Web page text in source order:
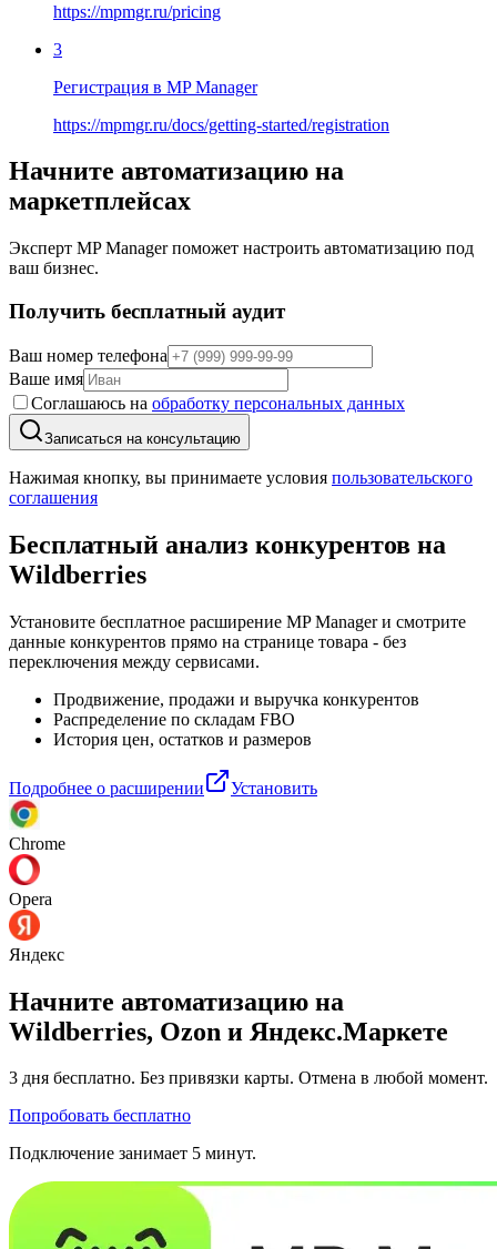
https://mpmgr.ru/pricing
3
Регистрация в MP Manager
https://mpmgr.ru/docs/getting-started/registration
Начните автоматизацию на
маркетплейсах
Эксперт MP Manager поможет настроить автоматизацию под
ваш бизнес.
Получить бесплатный аудит
Ваш номер телефона
Ваше имя
Соглашаюсь на обработку персональных данных
Записаться на консультацию
Нажимая кнопку, вы принимаете условия пользовательского
соглашения
Бесплатный анализ конкурентов на
Wildberries
Установите бесплатное расширение MP Manager и смотрите
данные конкурентов прямо на странице товара - без
переключения между сервисами.
Продвижение, продажи и выручка конкурентов
Распределение по складам FBO
История цен, остатков и размеров
Подробнее о расширении Установить
Chrome
Opera
Яндекс
Начните автоматизацию на
Wildberries, Ozon и Яндекс.Маркете
3 дня бесплатно. Без привязки карты. Отмена в любой момент.
Попробовать бесплатно
Подключение занимает 5 минут.